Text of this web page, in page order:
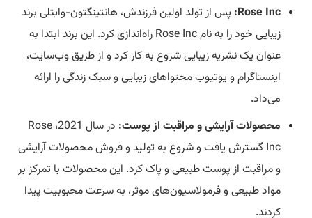
Rose Inc: پس از تولد اولین فرزندش، هانتینگتون-وایتلی برند
زیبایی خود را به نام Rose Inc راه‌اندازی کرد. این برند ابتدا به
عنوان یک نشریه زیبایی شروع به کار کرد و از طریق وب‌سایت،
اینستاگرام و یوتیوب محتواهای زیبایی و سبک زندگی را ارائه
می‌داد.
محصولات آرایشی و مراقبت از پوست:
در سال 2021، Rose
Inc گسترش یافت و شروع به تولید و فروش محصولات آرایشی
و مراقبت از پوست طبیعی و پاک کرد. این محصولات با تمرکز بر
مواد طبیعی و فرمولاسیون‌های موثر، به سرعت محبوبیت پیدا
کردند.